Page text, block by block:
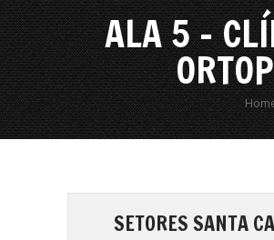
ALA 5 -
SETORES SANTA